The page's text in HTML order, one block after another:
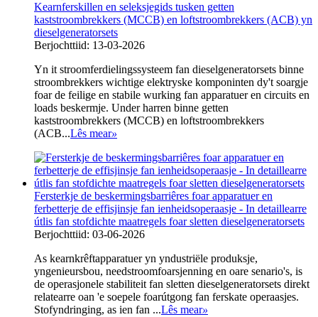
Kearnferskillen en seleksjegids tusken getten
kaststroombrekkers (MCCB) en loftstroombrekkers (ACB) yn
dieselgeneratorsets
Berjochttiid: 13-03-2026
Yn it stroomferdielingssysteem fan dieselgeneratorsets binne
stroombrekkers wichtige elektryske komponinten dy't soargje
foar de feilige en stabile wurking fan apparatuer en circuits en
loads beskermje. Under harren binne getten
kaststroombrekkers (MCCB) en loftstroombrekkers
(ACB...Lês mear»
Fersterkje de beskermingsbarriêres foar apparatuer en
ferbetterje de effisjinsje fan ienheidsoperaasje - In detaillearre
útlis fan stofdichte maatregels foar sletten dieselgeneratorsets
Berjochttiid: 03-06-2026
As kearnkrêftapparatuer yn yndustriële produksje,
yngenieursbou, needstroomfoarsjenning en oare senario's, is
de operasjonele stabiliteit fan sletten dieselgeneratorsets direkt
relatearre oan 'e soepele foarútgong fan ferskate operaasjes.
Stofyndringing, as ien fan ...Lês mear»